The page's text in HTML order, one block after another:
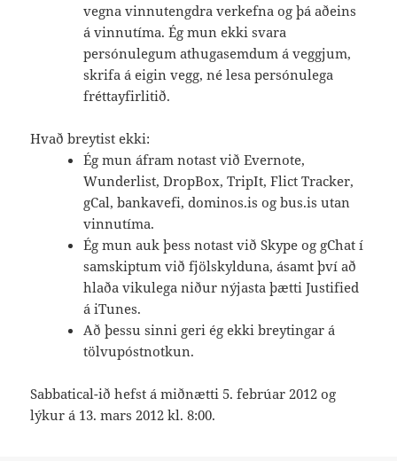
vegna vinnutengdra verkefna og þá aðeins
á vinnutíma. Ég mun ekki svara
persónulegum athugasemdum á veggjum,
skrifa á eigin vegg, né lesa persónulega
fréttayfirlitið.
Hvað breytist ekki:
Ég mun áfram notast við Evernote,
Wunderlist, DropBox, TripIt, Flict Tracker,
gCal, bankavefi, dominos.is og bus.is utan
vinnutíma.
Ég mun auk þess notast við Skype og gChat í
samskiptum við fjölskylduna, ásamt því að
hlaða vikulega niður nýjasta þætti Justified
á iTunes.
Að þessu sinni geri ég ekki breytingar á
tölvupóstnotkun.
Sabbatical-ið hefst á miðnætti 5. febrúar 2012 og
lýkur á 13. mars 2012 kl. 8:00.